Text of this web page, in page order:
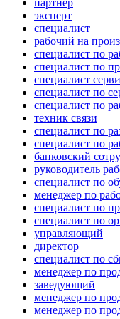
партнер
эксперт
специалист
рабочий на
специалист по
специалист по
специалист
специалист по
специалист по
техник связи
специалист по
специалист по
банковский
руководитель
специалист по
менеджер по
специалист по
специалист по
управляющий
директор
специалист по
менеджер по
заведующий
менеджер по
менеджер по